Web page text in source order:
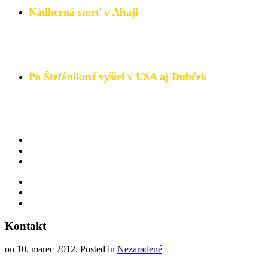
Nádherná smrť v Altaji
Po Štefánikovi vyšiel v USA aj Dubček
Kontakt
on 10. marec 2012. Posted in Nezaradené